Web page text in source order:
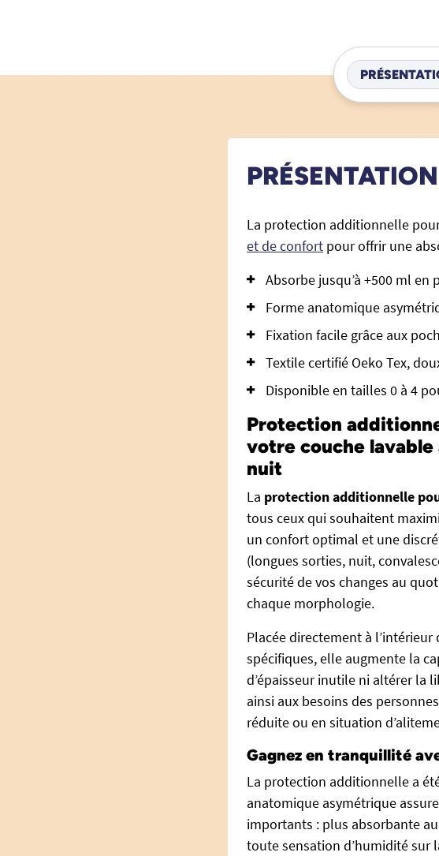
PRÉSENTATION
La protection additionnelle
et de confort pour offrir une
Absorbe jusqu’à +500 ml en
Forme anatomique
Fixation facile grâce aux
Textile certifié Oeko Tex,
Disponible en tailles 0 à 4
Protection
votre couche
nuit
La protection additionnelle
tous ceux qui souhaitent
un confort optimal et une
(longues sorties, nuit,
sécurité de vos changes au
chaque morphologie.
Placée directement à
spécifiques, elle augmente la
d’épaisseur inutile ni altérer la
ainsi aux besoins des
réduite ou en situation
Gagnez en tranquillité
La protection additionnelle a
anatomique asymétrique
importants : plus absorbante
toute sensation d’humidité sur